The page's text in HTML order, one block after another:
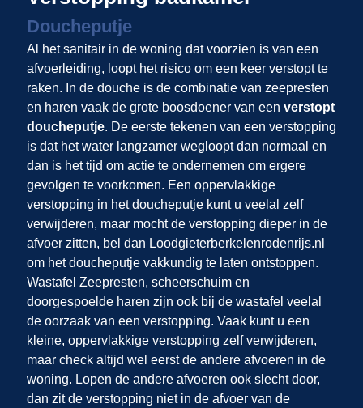
Doucheputje
Al het sanitair in de woning dat voorzien is van een
afvoerleiding, loopt het risico om een keer verstopt te
raken. In de douche is de combinatie van zeepresten
en haren vaak de grote boosdoener van een verstopt
doucheputje. De eerste tekenen van een verstopping
is dat het water langzamer wegloopt dan normaal en
dan is het tijd om actie te ondernemen om ergere
gevolgen te voorkomen. Een oppervlakkige
verstopping in het doucheputje kunt u veelal zelf
verwijderen, maar mocht de verstopping dieper in de
afvoer zitten, bel dan Loodgieterberkelenrodenrijs.nl
om het doucheputje vakkundig te laten ontstoppen.
Wastafel Zeepresten, scheerschuim en
doorgespoelde haren zijn ook bij de wastafel veelal
de oorzaak van een verstopping. Vaak kunt u een
kleine, oppervlakkige verstopping zelf verwijderen,
maar check altijd wel eerst de andere afvoeren in de
woning. Lopen de andere afvoeren ook slecht door,
dan zit de verstopping niet in de afvoer van de